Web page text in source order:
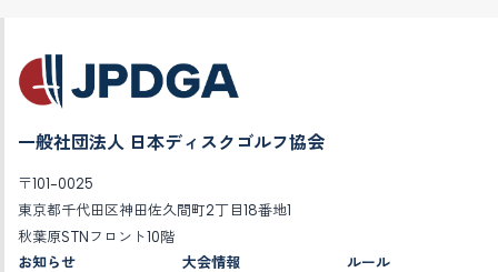
一般社団法人 日本ディスクゴルフ協会
〒101-0025
東京都千代田区神田佐久間町2丁目18番地1
秋葉原STNフロント10階
お知らせ
大会情報 ルール